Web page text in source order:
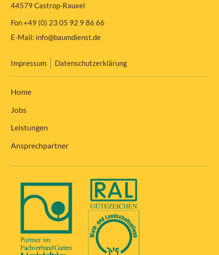
44579 Castrop-Rauxel
Fon +49 (0) 23 05 92 9 86 66
E-Mail: info@baumdienst.de
Impressum Datenschutzerklärung
Home
Jobs
Leistungen
Ansprechpartner